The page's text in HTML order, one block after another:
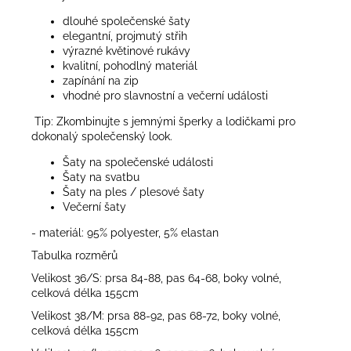
dlouhé společenské šaty
elegantní, projmutý střih
výrazné květinové rukávy
kvalitní, pohodlný materiál
zapínání na zip
vhodné pro slavnostní a večerní události
Tip: Zkombinujte s jemnými šperky a lodičkami pro
dokonalý společenský look.
Šaty na společenské události
Šaty na svatbu
Šaty na ples / plesové šaty
Večerní šaty
- materiál: 95% polyester, 5% elastan
Tabulka rozměrů
Velikost 36/S: prsa 84-88, pas 64-68, boky volné,
celková délka 155cm
Velikost 38/M: prsa 88-92, pas 68-72, boky volné,
celková délka 155cm